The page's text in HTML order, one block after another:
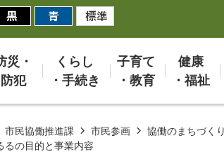
災・
防犯
くらし
・手続き
子育て
・教育
健康
・福祉
市民協働推進課 市民参画 協働のまちづくり
るの目的と事業内容